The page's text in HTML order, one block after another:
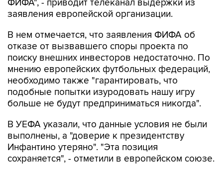
В нем отмечается, что заявления ФИФА об
поиску внешних инвесторов недостаточно. По
мнению европейских футбольных федераций,
необходимо также "гарантировать, что
подобные попытки изуродовать нашу игру
больше не будут предприниматься никогда".
В УЕФА указали, что данные условия не были
Инфантино утеряно". "Эта позиция
сохраняется", - отметили в европейском союзе.
Открытое противостояние УЕФА, Конференции